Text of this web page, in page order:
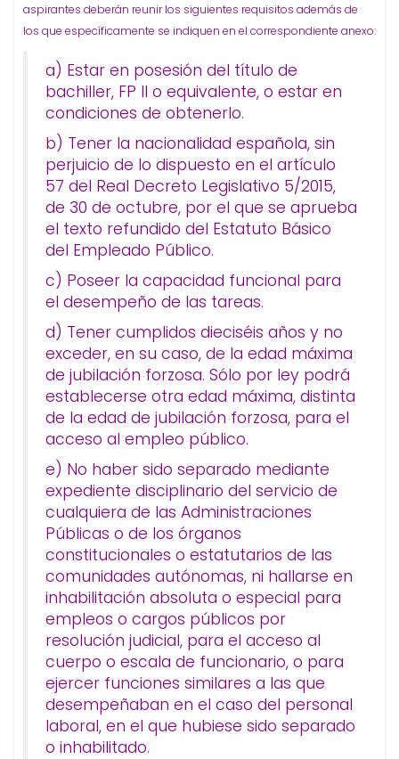
aspirantes deberán reunir los siguientes requisitos además de
los que específicamente se indiquen en el correspondiente anexo:
a) Estar en posesión del título de
bachiller, FP II o equivalente, o estar en
condiciones de obtenerlo.
b) Tener la nacionalidad española, sin
perjuicio de lo dispuesto en el artículo
57 del Real Decreto Legislativo 5/2015,
de 30 de octubre, por el que se aprueba
el texto refundido del Estatuto Básico
del Empleado Público.
c) Poseer la capacidad funcional para
el desempeño de las tareas.
d) Tener cumplidos dieciséis años y no
exceder, en su caso, de la edad máxima
de jubilación forzosa. Sólo por ley podrá
establecerse otra edad máxima, distinta
de la edad de jubilación forzosa, para el
acceso al empleo público.
e) No haber sido separado mediante
expediente disciplinario del servicio de
cualquiera de las Administraciones
Públicas o de los órganos
constitucionales o estatutarios de las
comunidades autónomas, ni hallarse en
inhabilitación absoluta o especial para
empleos o cargos públicos por
resolución judicial, para el acceso al
cuerpo o escala de funcionario, o para
ejercer funciones similares a las que
desempeñaban en el caso del personal
laboral, en el que hubiese sido separado
o inhabilitado.